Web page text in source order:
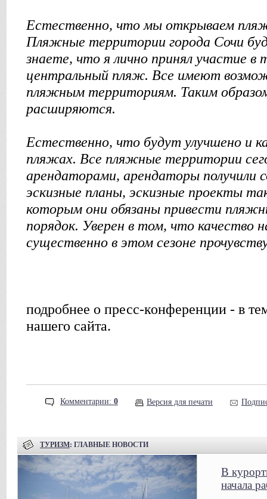
Естественно, что мы открываем
Пляжные территории города Сочи
знаете, что я лично принял участие
центральный пляж. Все имеют
пляжным территориям. Таким
расширяются.
Естественно, что будут улучшено и
пляжах. Все пляжные территории
арендаторами, арендаторы получили
эскизные планы, эскизные проекты
которым они обязаны привести
порядок. Уверен в том, что качество
существенно в этом сезоне
подробнее о пресс-конференции - в
нашего сайта.
Комментарии: 0 Версия для печати
ТУРИЗМ: ГЛАВНЫЕ НОВОСТИ
В
начала